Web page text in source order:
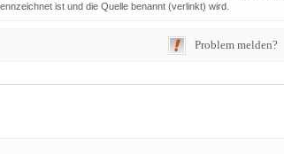
ist und die Quelle benannt (verlinkt) wird.
Problem melden?